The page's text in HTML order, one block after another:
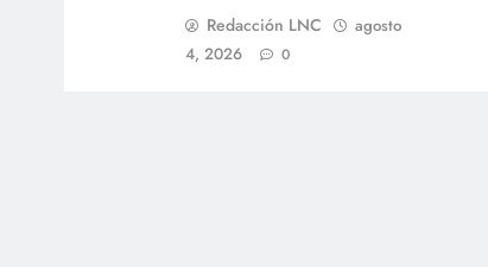
Redacción LNC
agosto
4, 2026
0